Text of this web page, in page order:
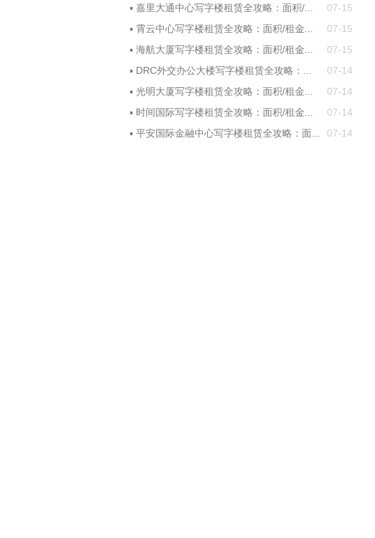
▪ 嘉里大通中心写字楼租赁全攻略：面积/...
07-15
▪ 霄云中心写字楼租赁全攻略：面积/租金...
07-15
▪ 海航大厦写字楼租赁全攻略：面积/租金...
07-15
▪ DRC外交办公大楼写字楼租赁全攻略：...
07-14
▪ 光明大厦写字楼租赁全攻略：面积/租金...
07-14
▪ 时间国际写字楼租赁全攻略：面积/租金...
07-14
▪ 平安国际金融中心写字楼租赁全攻略：面... 07-14